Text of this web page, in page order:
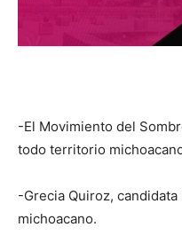
-El Movimiento del
todo territorio
-Grecia Quiroz,
michoacano.